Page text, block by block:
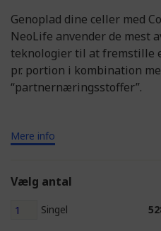
Genoplad dine celler med
NeoLife anvender de mest
teknologier til at fremstille
pr. portion i kombination
“partnernæringsstoffer”.
Mere info
Vælg antal
Singel